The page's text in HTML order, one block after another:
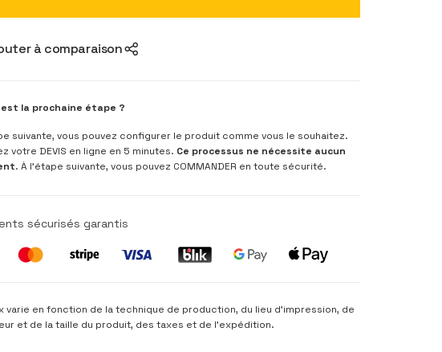
à comparaison
est la prochaine étape ?
suivante, vous pouvez configurer le produit comme vous le souhaitez.
votre DEVIS en ligne en 5 minutes. Ce processus ne nécessite aucun
. À l’étape suivante, vous pouvez COMMANDER en toute sécurité.
sécurisés garantis
varie en fonction de la technique de production, du lieu d'impression, de
et de la taille du produit, des taxes et de l'expédition.